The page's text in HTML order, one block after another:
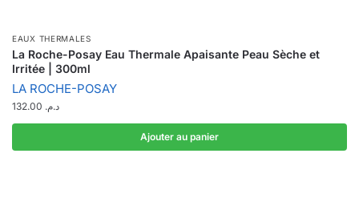
EAUX THERMALES
La Roche-Posay Eau Thermale Apaisante Peau Sèche et
Irritée | 300ml
LA ROCHE-POSAY
د.م.
Ajouter au panier